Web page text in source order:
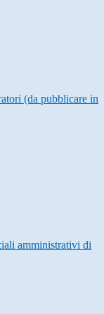
(da pubblicare in
amministrativi di